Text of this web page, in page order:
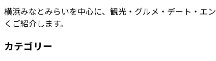
横浜みなとみらいを中心に、観光・グルメ・デート・エ
くご紹介します。
カテゴリー